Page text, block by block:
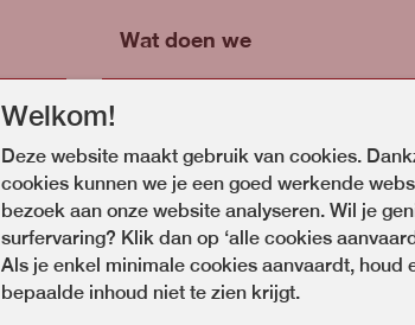
Wat doen we
Vervoer RTC-acties
Welkom!
Deze website maakt gebruik van cookies.
cookies kunnen we je een goed werkende
bezoek aan onze website analyseren. Wil je
surfervaring? Klik dan op ‘alle cookies
Als je enkel minimale cookies aanvaardt, houd
bepaalde inhoud niet te zien krijgt.